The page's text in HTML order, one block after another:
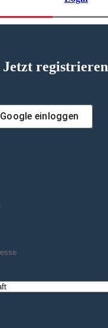
Jetzt registrieren
Google einloggen